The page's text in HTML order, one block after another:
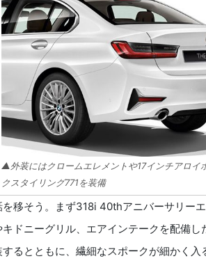
▲外装にはクロームエレメントや17インチアロイ
クスタイリング771を装備
移そう。まず318i 40thアニバーサリー
ドニーグリル、エアインテークを配備
るとともに、繊細なスポークが細かく